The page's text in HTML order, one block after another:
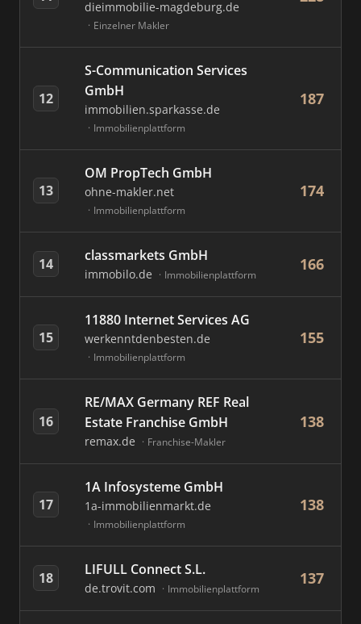
dieimmobilie-magdeburg.de
Einzelner Makler
12
S-Communication Services
GmbH
immobilien.sparkasse.de
Immobilienplattform
187
13
OM PropTech GmbH
ohne-makler.net
Immobilienplattform
174
14 classmarkets GmbH
immobilo.de Immobilienplattform
166
15
11880 Internet Services AG
werkenntdenbesten.de
Immobilienplattform
155
16
RE/MAX Germany REF Real
Estate Franchise GmbH
remax.de Franchise-Makler
138
17
1A Infosysteme GmbH
1a-immobilienmarkt.de
Immobilienplattform
138
18 LIFULL Connect S.L.
de.trovit.com Immobilienplattform
137